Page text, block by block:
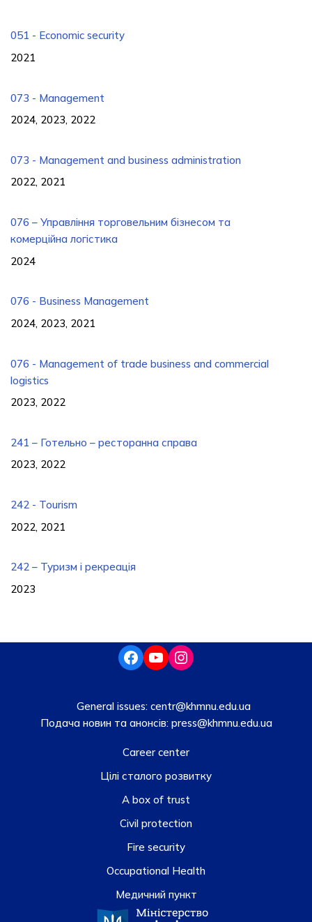
051 - Economic security
2021
073 - Management
2024, 2023, 2022
073 - Management and business administration
2022, 2021
076 – Управління торговельним бізнесом та
комерційна логістика
2024
076 - Business Management
2024, 2023, 2021
076 - Management of trade business and commercial
logistics
2023, 2022
241 – Готельно – ресторанна справа
2023, 2022
242 - Tourism
2022, 2021
242 – Туризм і рекреація
2023
General issues: centr@khmnu.edu.ua
Подача новин та анонсів:press@khmnu.edu.ua
Career center
Цілі сталого розвитку
A box of trust
Civil protection
Fire security
Occupational Health
Медичний пункт